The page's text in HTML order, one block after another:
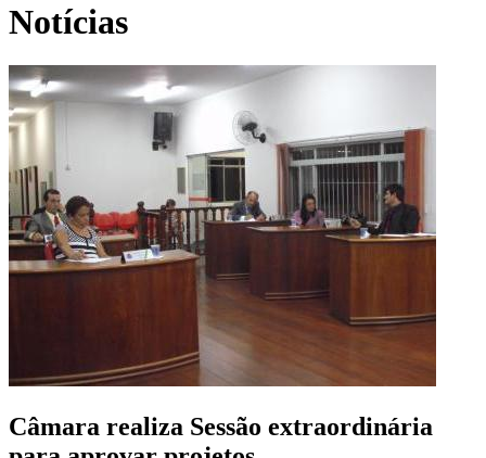
Notícias
Câmara realiza Sessão extraordinária